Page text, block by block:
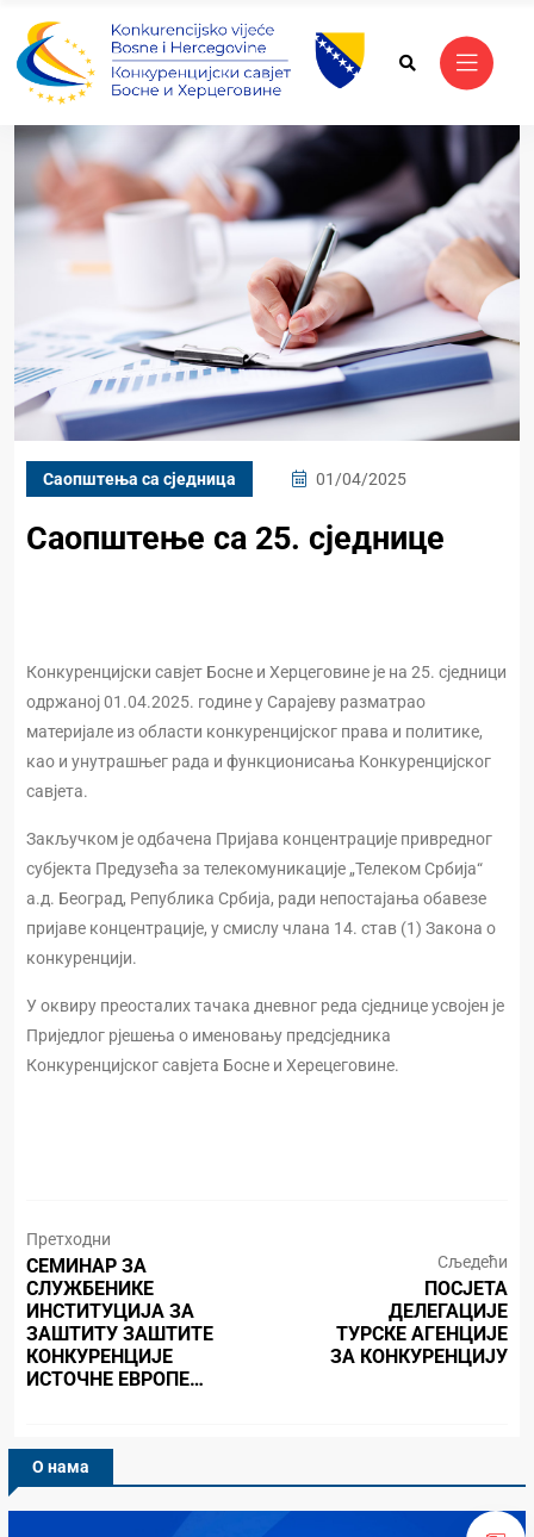
Саопштења са сједница 01/04/2025
Саопштење са 25. сједнице
Конкуренцијски савјет Босне и Херцеговине је на 25. сједници
одржаној 01.04.2025. године у Сарајеву разматрао
материјале из области конкуренцијског права и политике,
као и унутрашњег рада и функционисања Конкуренцијског
савјета.
Закључком је одбачена Пријава концентрације привредног
субјекта Предузећа за телекомуникације „Телеком Србија“
а.д. Београд, Република Србија, ради непостајања обавезе
пријаве концентрације, у смислу члана 14. став (1) Закона о
конкуренцији.
У оквиру преосталих тачака дневног реда сједнице усвојен је
Приједлог рјешења о именовању предсједника
Конкуренцијског савјета Босне и Херецеговине.
Претходни
СЕМИНАР ЗА
СЛУЖБЕНИКЕ
ИНСТИТУЦИЈА ЗА
ЗАШТИТУ ЗАШТИТЕ
КОНКУРЕНЦИЈЕ
ИСТОЧНЕ ЕВРОПЕ…
Сљедећи
ПОСЈЕТА
ДЕЛЕГАЦИЈЕ
ТУРСКЕ АГЕНЦИЈЕ
ЗА КОНКУРЕНЦИЈУ
О нама